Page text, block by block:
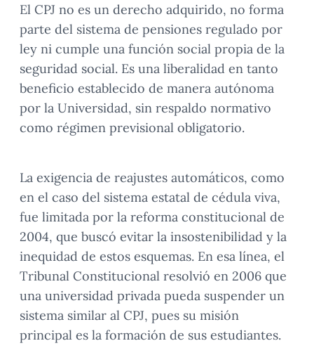
El CPJ no es un derecho adquirido, no forma
parte del sistema de pensiones regulado por
ley ni cumple una función social propia de la
seguridad social. Es una liberalidad en tanto
beneficio establecido de manera autónoma
por la Universidad, sin respaldo normativo
como régimen previsional obligatorio.
La exigencia de reajustes automáticos, como
en el caso del sistema estatal de cédula viva,
fue limitada por la reforma constitucional de
2004, que buscó evitar la insostenibilidad y la
inequidad de estos esquemas. En esa línea, el
Tribunal Constitucional resolvió en 2006 que
una universidad privada pueda suspender un
sistema similar al CPJ, pues su misión
principal es la formación de sus estudiantes.